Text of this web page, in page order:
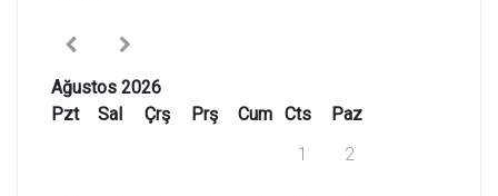
Ağustos 2026
Pzt
Sal Çrş Prş Cum Cts
Paz
1
2